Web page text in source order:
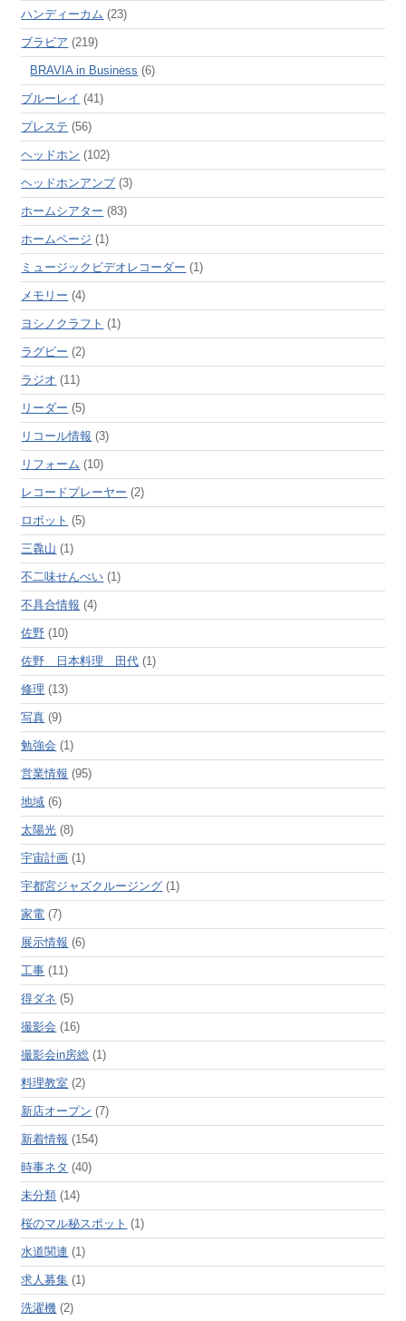
ハンディーカム (23)
ブラビア (219)
BRAVIA in Business (6)
ブルーレイ (41)
プレステ (56)
ヘッドホン (102)
ヘッドホンアンプ(3)
ホームシアター (83)
ホームページ (1)
ミュージックビデオレコーダー (1)
メモリー (4)
ヨシノクラフト (1)
ラグビー (2)
ラジオ (11)
リーダー (5)
リコール情報 (3)
リフォーム (10)
レコードプレーヤー (2)
ロボット (5)
三毳山 (1)
不二味せんべい (1)
不具合情報 (4)
佐野 (10)
佐野 日本料理 田代 (1)
修理 (13)
写真 (9)
勉強会 (1)
営業情報 (95)
地域 (6)
太陽光 (8)
宇宙計画 (1)
宇都宮ジャズクルージング (1)
家電 (7)
展示情報 (6)
工事 (11)
得ダネ (5)
撮影会 (16)
撮影会in房総 (1)
料理教室 (2)
新店オープン (7)
新着情報 (154)
時事ネタ (40)
未分類 (14)
桜のマル秘スポット (1)
水道関連 (1)
求人募集 (1)
洗濯機 (2)